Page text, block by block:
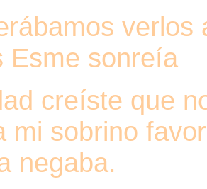
Esme sonreía
creíste que
mi sobrino
negaba.